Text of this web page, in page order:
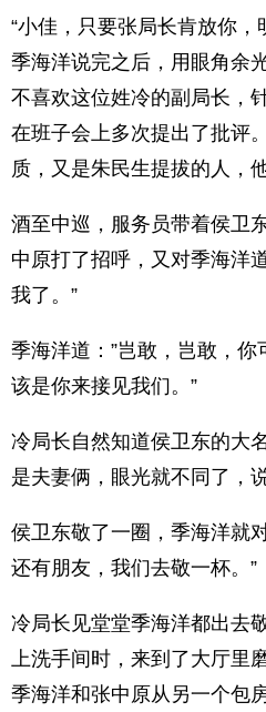
“小佳，只要张局长肯放你，
季海洋说完之后，用眼角余
不喜欢这位姓冷的副局长，
在班子会上多次提出了批评
质，又是朱民生提拔的人，
酒至中巡，服务员带着侯卫
中原打了招呼，又对季海洋
我了。”
季海洋道：”岂敢，岂敢，
该是你来接见我们。”
冷局长自然知道侯卫东的大
是夫妻俩，眼光就不同了，
侯卫东敬了一圈，季海洋就
还有朋友，我们去敬一杯。”
冷局长见堂堂季海洋都出去
上洗手间时，来到了大厅里
季海洋和张中原从另一个包